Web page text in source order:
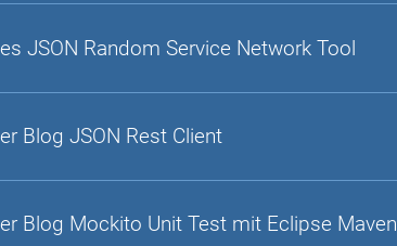
JSON Random Service Network Tool
Blog JSON Rest Client
Blog Mockito Unit Test mit Eclipse Maven